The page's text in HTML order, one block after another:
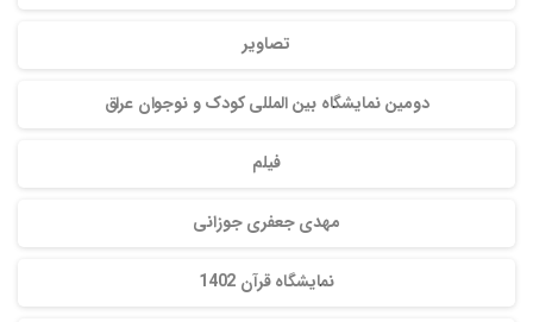
تصاویر
دومین نمایشگاه بین المللی کودک و نوجوان عراق
فیلم
مهدی جعفری جوزانی
نمایشگاه قرآن 1402